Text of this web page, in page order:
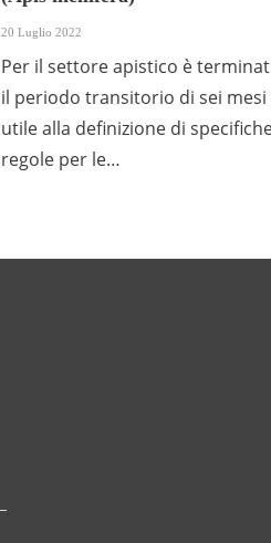
20 Luglio 2022
Per il settore apistico è
il periodo transitorio di sei mesi
utile alla definizione di
regole per le…